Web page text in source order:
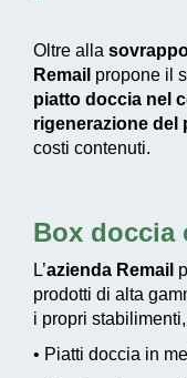
Oltre alla
Remail propone il
piatto doccia nel
rigenerazione del
costi contenuti.
Box doccia
L’azienda Remail
prodotti di alta
i propri
• Piatti doccia in